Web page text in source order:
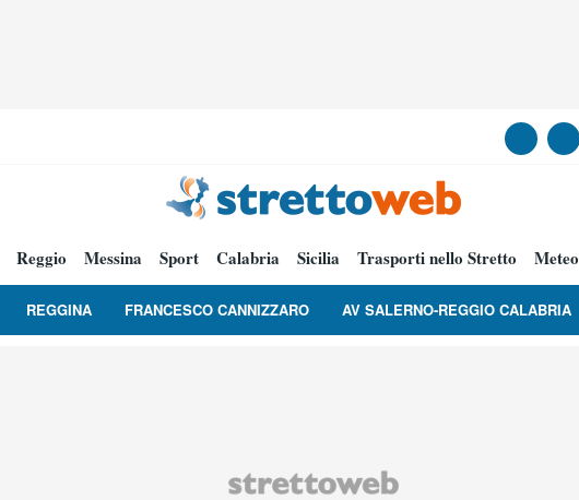
Reggio Messina Sport Calabria Sicilia Trasporti nello Stretto Meteo
REGGINA FRANCESCO CANNIZZARO AV SALERNO-REGGIO CALABRIA